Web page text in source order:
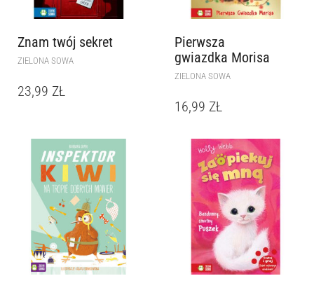
Znam twój sekret
ZIELONA SOWA
23,99 ZŁ
Pierwsza
gwiazdka Morisa
ZIELONA SOWA
16,99 ZŁ